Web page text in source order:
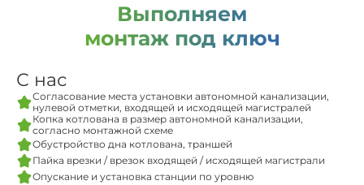
Выполняем
монтаж под ключ
С нас
Согласование места установки автономной канализации,
нулевой отметки, входящей и исходящей магистралей
Копка котлована в размер автономной канализации,
согласно монтажной схеме
Обустройство дна котлована, траншей
Пайка врезки / врезок входящей / исходящей магистрали
Опускание и установка станции по уровню